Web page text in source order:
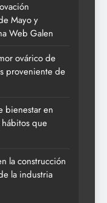
Mayo y
Web Galen
ovárico de
proveniente de
bienestar en
que
la construcción
la industria